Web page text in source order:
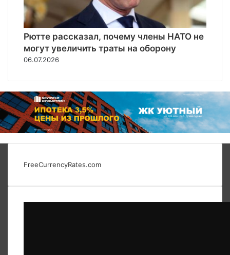
Рютте рассказал, почему члены НАТО не
могут увеличить траты на оборону
06.07.2026
FreeCurrencyRates.com